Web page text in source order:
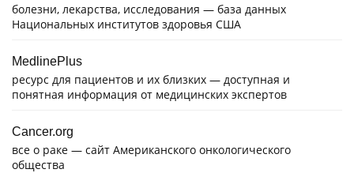
болезни, лекарства, исследования — база данных
Национальных институтов здоровья США
MedlinePlus
ресурс для пациентов и их близких — доступная и
понятная информация от медицинских экспертов
Cancer.org
все о раке — сайт Американского онкологического
общества